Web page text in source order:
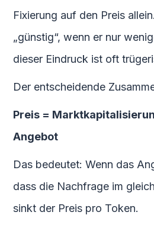
Fixierung auf den Preis
„günstig“, wenn er nur
dieser Eindruck ist oft
Der entscheidende
Preis =
Angebot
Das bedeutet: Wenn das
dass die Nachfrage im
sinkt der Preis pro Token.